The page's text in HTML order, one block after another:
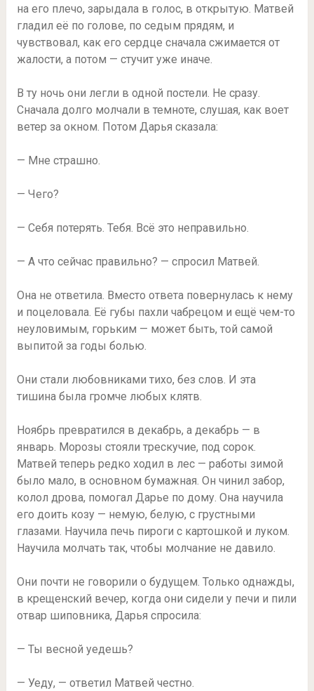
на его плечо, зарыдала в голос, в открытую. Матвей
гладил её по голове, по седым прядям, и
чувствовал, как его сердце сначала сжимается от
жалости, а потом — стучит уже иначе.
В ту ночь они легли в одной постели. Не сразу.
Сначала долго молчали в темноте, слушая, как воет
ветер за окном. Потом Дарья сказала:
— Мне страшно.
— Чего?
— Себя потерять. Тебя. Всё это неправильно.
— А что сейчас правильно? — спросил Матвей.
Она не ответила. Вместо ответа повернулась к нему
и поцеловала. Её губы пахли чабрецом и ещё чем-то
неуловимым, горьким — может быть, той самой
выпитой за годы болью.
Они стали любовниками тихо, без слов. И эта
тишина была громче любых клятв.
Ноябрь превратился в декабрь, а декабрь — в
январь. Морозы стояли трескучие, под сорок.
Матвей теперь редко ходил в лес — работы зимой
было мало, в основном бумажная. Он чинил забор,
колол дрова, помогал Дарье по дому. Она научила
его доить козу — немую, белую, с грустными
глазами. Научила печь пироги с картошкой и луком.
Научила молчать так, чтобы молчание не давило.
Они почти не говорили о будущем. Только однажды,
в крещенский вечер, когда они сидели у печи и пили
отвар шиповника, Дарья спросила:
— Ты весной уедешь?
— Уеду, — ответил Матвей честно.